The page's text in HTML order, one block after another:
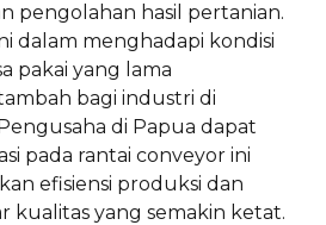
pengolahan hasil pertanian.
dalam menghadapi kondisi
pakai yang lama
bagi industri di
di Papua dapat
pada rantai conveyor ini
efisiensi produksi dan
kualitas yang semakin ketat.